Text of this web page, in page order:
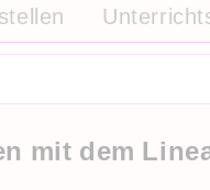
mit dem